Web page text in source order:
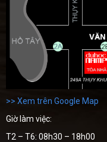
>> Xem trên Google Map
Giờ làm việc:
T2 – T6: 08h30 – 18h00